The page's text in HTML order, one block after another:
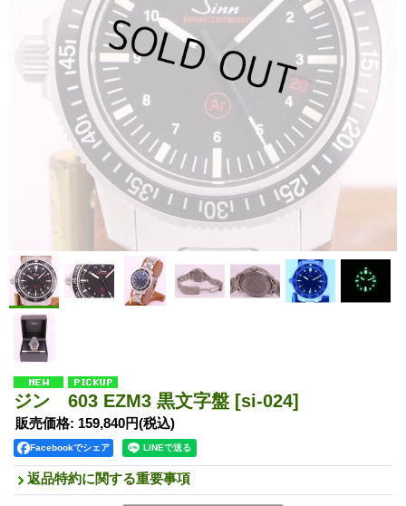
ジン 603 EZM3 黒文字盤 [si-024]
販売価格: 159,840円(税込)
Facebookでシェア
返品特約に関する重要事項